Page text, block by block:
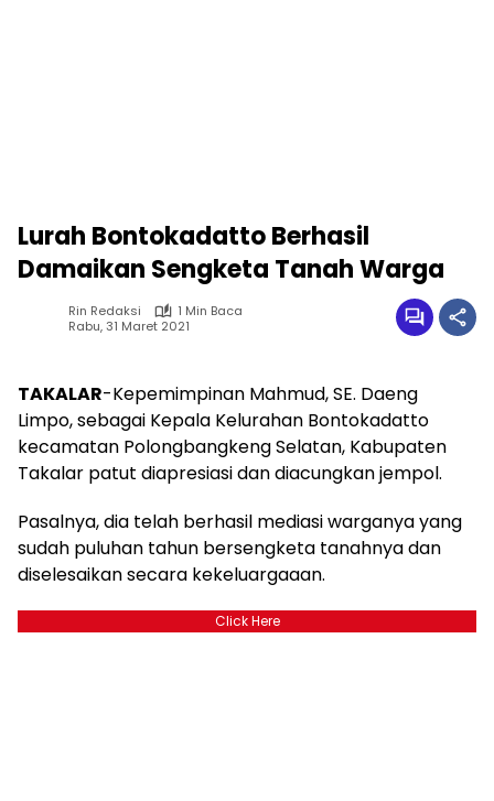
Lurah Bontokadatto Berhasil
Damaikan Sengketa Tanah Warga
Rin Redaksi
1 Min Baca
Rabu, 31 Maret 2021
TAKALAR-Kepemimpinan Mahmud, SE. Daeng
Limpo, sebagai Kepala Kelurahan Bontokadatto
kecamatan Polongbangkeng Selatan, Kabupaten
Takalar patut diapresiasi dan diacungkan jempol.
Pasalnya, dia telah berhasil mediasi warganya yang
sudah puluhan tahun bersengketa tanahnya dan
diselesaikan secara kekeluargaaan.
Click Here